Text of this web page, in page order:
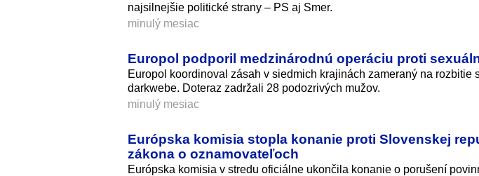
najsilnejšie politické strany – PS aj Smer.
minulý mesiac
Europol podporil medzinárodnú operáciu proti
Europol koordinoval zásah v siedmich krajinách zameraný na rozbitie
darkwebe. Doteraz zadržali 28 podozrivých mu­žov.
minulý mesiac
Európska komisia stopla konanie proti Slovenskej
zákona o oznamovateľoch
Európska komisia v stredu oficiálne ukončila konanie o porušení